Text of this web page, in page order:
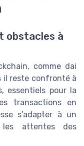
obstacles à
comme dai
il reste confronté à
essentiels pour la
transactions en
s’adapter à un
attentes des